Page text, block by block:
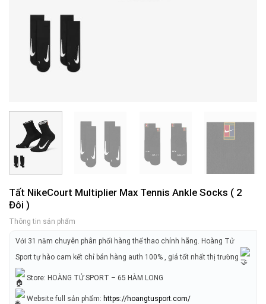
Tất NikeCourt Multiplier Max Tennis Ankle Socks ( 2
Đôi )
Thông tin sản phẩm
Với 31 năm chuyên phân phối hàng thể thao chính hãng. Hoàng Tử
Sport tự hào cam kết chỉ bán hàng auth 100% , giá tốt nhất thị trường
Store: HOÀNG TỬ SPORT – 65 HÀM LONG
Website full sản phẩm: https://hoangtusport.com/